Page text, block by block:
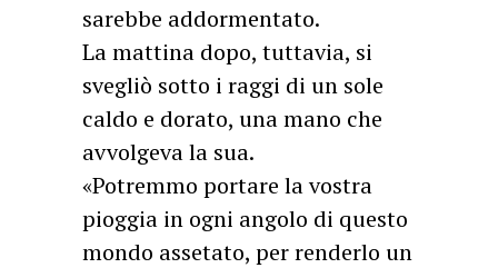
sarebbe addormentato.
La mattina dopo, tuttavia, si
svegliò sotto i raggi di un sole
caldo e dorato, una mano che
avvolgeva la sua.
«Potremmo portare la vostra
pioggia in ogni angolo di questo
mondo assetato, per renderlo un